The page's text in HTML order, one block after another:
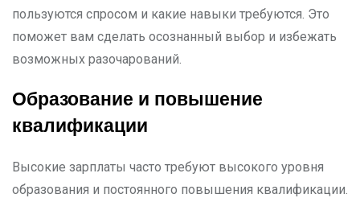
пользуются спросом и какие навыки требуются. Это
поможет вам сделать осознанный выбор и избежать
возможных разочарований.
Образование и повышение
квалификации
Высокие зарплаты часто требуют высокого уровня
образования и постоянного повышения квалификации.